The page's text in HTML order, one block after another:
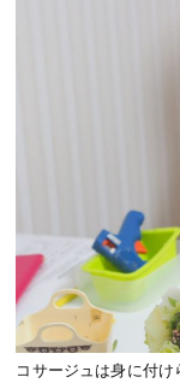
コサージュは身に付